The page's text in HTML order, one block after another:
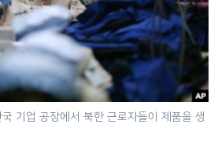
기업 공장에서 북한 근로자들이 제품을 생